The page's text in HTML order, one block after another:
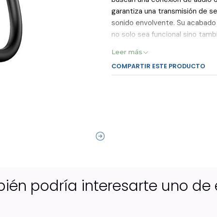
garantiza una transmisión de
sonido envolvente. Su
no solo sea funcional sino
dispositivos de audio y video.
espacios de diferentes
Leer más
COMPARTIR ESTE PRODUCTO
podría interesarte uno de